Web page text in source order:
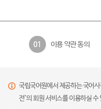
01 이용 약관 동의
국립국어원에서 제공하는 국어
전’의 회원 서비스를 이용하실 수